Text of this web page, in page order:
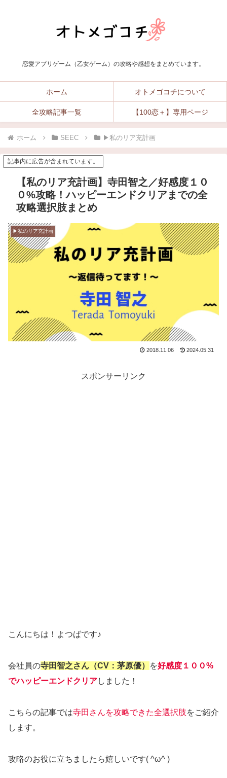
恋愛アプリゲーム（乙女ゲーム）の攻略や感想をまとめています。
ホーム オトメゴコチについて
全攻略記事一覧 【100恋＋】専用ページ
ホーム SEEC ▶︎私のリア充計画
記事内に広告が含まれています。
【私のリア充計画】寺田智之／好感度１０
０%攻略！ハッピーエンドクリアまでの全
攻略選択肢まとめ
▶︎私のリア充計画
2018.11.06 2024.05.31
スポンサーリンク
こんにちは！よつばです♪
会社員の寺田智之さん（CV：茅原優） を好感度１００%
でハッピーエンドクリアしました！
こちらの記事では寺田さんを攻略できた全選択肢をご紹介
します。
攻略のお役に立ちましたら嬉しいです( ^ω^ )